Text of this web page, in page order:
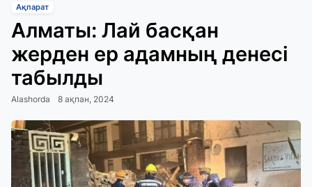
Ақпарат
Алматы: Лай басқан
жерден ер адамның денесі
табылды
Alashorda 8 ақпан, 2024